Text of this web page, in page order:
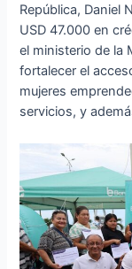
República, Daniel
USD 47.000 en
el ministerio de la
fortalecer el
mujeres
servicios, y